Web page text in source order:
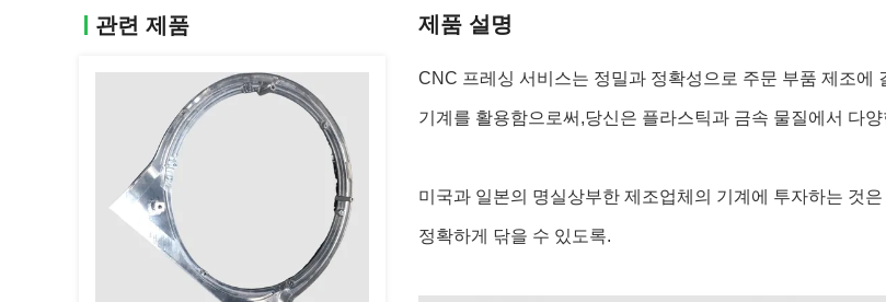
관련 제품 제품 설명
CNC 프레싱 서비스는 정밀과 정확성으로 주문 부품 제조에
기계를 활용함으로써,당신은 플라스틱과 금속 물질에서 다
미국과 일본의 명실상부한 제조업체의 기계에 투자하는 것
정확하게 닦을 수 있도록.